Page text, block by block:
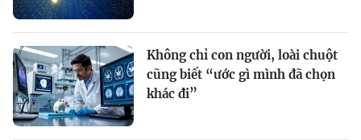
Không chỉ con người, loài chuột
cũng biết “ước gì mình đã chọn
khác đi”